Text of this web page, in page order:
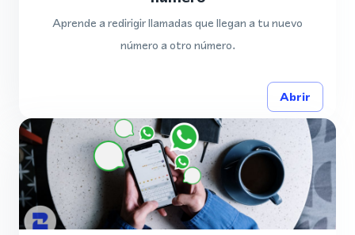
Aprende a redirigir llamadas que llegan a tu nuevo
número a otro número.
Abrir